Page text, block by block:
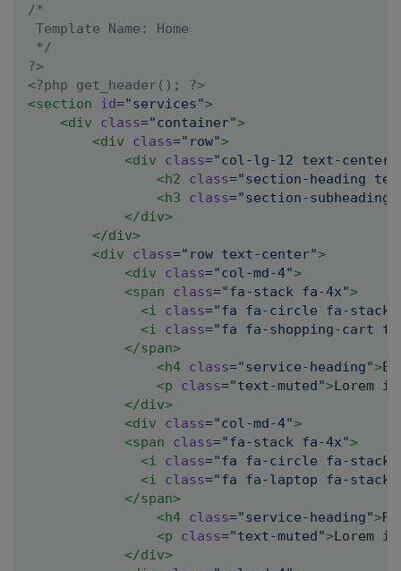
/*
Template Name: Home
*/
?>
<?php get_header(); ?>
<section id="services">
<div class="container">
<div class=" row">
<div class="col-lg-12 text-center
<h2 class="section-heading
<h3 class="section-subheading
</div>
</div>
<div class=" row text-center">
<div class="col-md-4">
<span class="fa-stack fa-4x">
<i class="fa fa-circle fa-stack-
<i class="fa fa-shopping-cart
</span>
<h4 class="service-heading">E-
<p class="text-muted">Lorem
</div>
<div class="col-md-4">
<span class="fa-stack fa-4x">
<i class="fa fa-circle fa-stack-
<i class="fa fa-laptop fa-stack-
</span>
<h4 class="service-heading">
<p class="text-muted">Lorem
</div>